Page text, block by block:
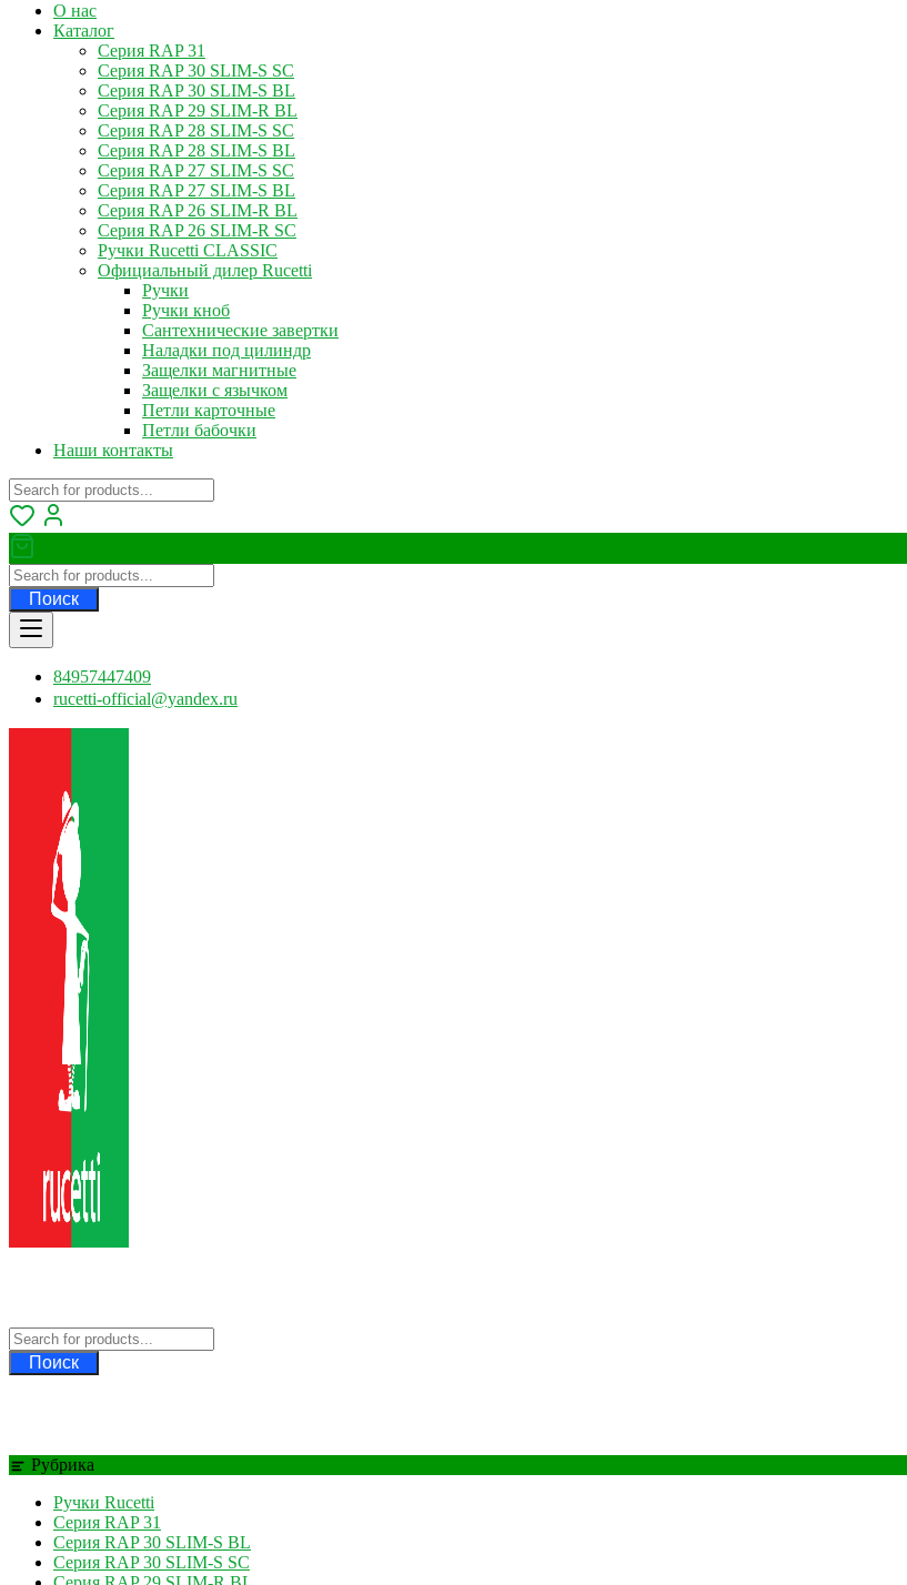
О нас
Каталог
Серия RAP 31
Серия RAP 30 SLIM-S SC
Серия RAP 30 SLIM-S BL
Серия RAP 29 SLIM-R BL
Серия RAP 28 SLIM-S SC
Серия RAP 28 SLIM-S BL
Серия RAP 27 SLIM-S SC
Серия RAP 27 SLIM-S BL
Серия RAP 26 SLIM-R BL
Серия RAP 26 SLIM-R SC
Ручки Rucetti CLASSIC
Официальный дилер Rucetti
Ручки
Ручки кноб
Сантехнические завертки
Наладки под цилиндр
Защелки магнитные
Защелки с язычком
Петли карточные
Петли бабочки
Наши контакты
Поиск
84957447409
rucetti-official@yandex.ru
Поиск
Рубрика
Ручки Rucetti
Серия RAP 31
Серия RAP 30 SLIM-S BL
Серия RAP 30 SLIM-S SC